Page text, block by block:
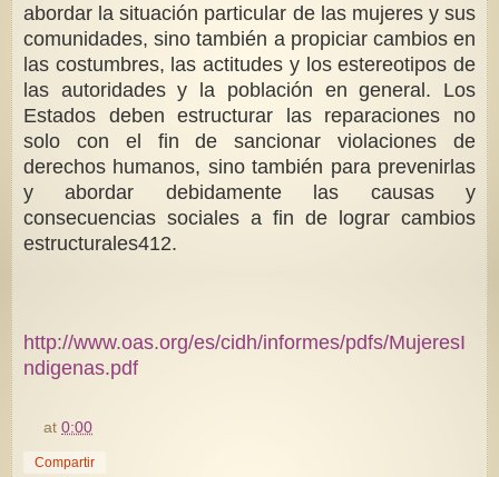
abordar la situación particular de las mujeres y sus
comunidades, sino también a propiciar cambios en
las costumbres, las actitudes y los estereotipos de
las autoridades y la población en general. Los
Estados deben estructurar las reparaciones no
solo con el fin de sancionar violaciones de
derechos humanos, sino también para prevenirlas
y abordar debidamente las causas y
consecuencias sociales a fin de lograr cambios
estructurales412.
http://www.oas.org/es/cidh/informes/pdfs/MujeresI
ndigenas.pdf
at0:00
Compartir